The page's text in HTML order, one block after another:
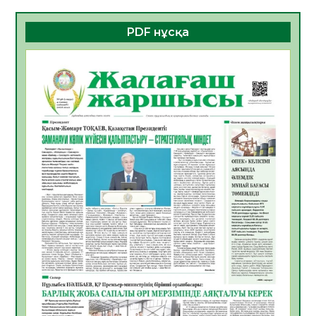
06.08.2026
40 0
ҚҰРЫЛТАЙ САЙЛАУЫ – БОЛАШАҚҚА
БАСТАР ЖАУАПТЫ ТАҢДАУ
06.08.2026
Инфекциялық ауруларға қарсы иммундау
жұмыстарының тиімділігі
06.08.2026
45
Көкжөтел ауруы туралы
06.08.2026
41
АПВ вакцинасы туралы мәлімет
06.08.2026
40
Open Air: Қызылорда облысы полиция
департаменті 20 мыңнан астам
көрерменнің қауіпсіздігін қамтамасыз етті
06.08.2026
54
PDF нұсқа